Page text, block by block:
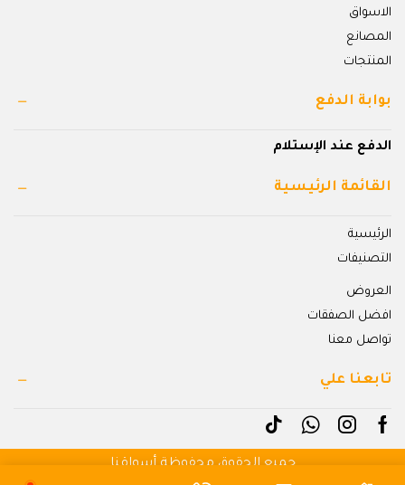
الاسواق
المصانع
المنتجات
بوابة الدفع
الدفع عند الإستلام
القائمة الرئيسية
الرئيسية
التصنيفات
العروض
افضل الصفقات
تواصل معنا
تابعنا علي
جميع الحقوق محفوظة أسواقنا